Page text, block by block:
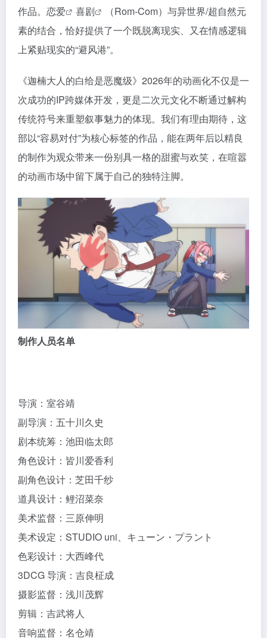
作品。 恋爱 喜剧
（Rom-Com）与异世界/超自然元
素的结合，恰好提供了一个既脱离现实、又在情感逻辑
上紧贴现实的“避风港”。
《迦楠大人的白给是恶魔级》2026年的动画化不仅是一
次成功的IP跨媒体开发，更是二次元文化不断通过解构
传统符号来重塑叙事魅力的体现。我们有理由期待，这
部以“容易对付”为核心标签的作品，能在两年后以精良
的制作为观众带来一份别具一格的甜蜜与欢笑，在喧嚣
的动画市场中留下属于自己的独特注脚。
制作人员名单
导演：室谷靖
副导演：五十川久史
剧本统筹：池田临太郎
角色设计：皆川爱香利
副角色设计：芝田千纱
道具设计：鲤沼菜奈
美术监督：三原伸明
美术设定：STUDIO uni、キューン・プラント
色彩设计：大西峰代
3DCG 导演：吉良柾成
摄影监督：浅川茂辉
剪辑：吉武将人
音响监督：名仓靖